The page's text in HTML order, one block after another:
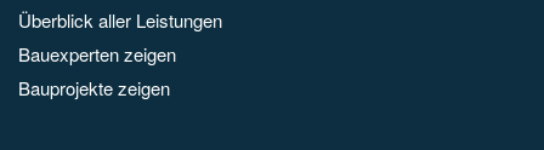
Überblick aller Leistungen
Bauexperten zeigen
Bauprojekte zeigen